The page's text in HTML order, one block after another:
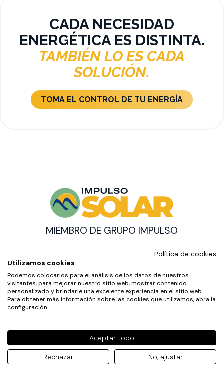
CONTÁCTANOS AQUÍ
CADA NECESIDAD
ENERGÉTICA ES DISTINTA.
TAMBIÉN LO ES CADA
SOLUCIÓN.
TOMA EL CONTROL DE TU ENERGÍA
MIEMBRO DE GRUPO IMPULSO
CON EL SOPORTE DE:
AVISO LEGAL
Política de cookies
Utilizamos cookies
Podemos colocarlos para el análisis de los datos de nuestros
visitantes, para mejorar nuestro sitio web, mostrar contenido
personalizado y brindarle una excelente experiencia en el sitio web.
Para obtener más información sobre las cookies que utilizamos, abra la
configuración.
Aceptar todo
Rechazar No, ajustar